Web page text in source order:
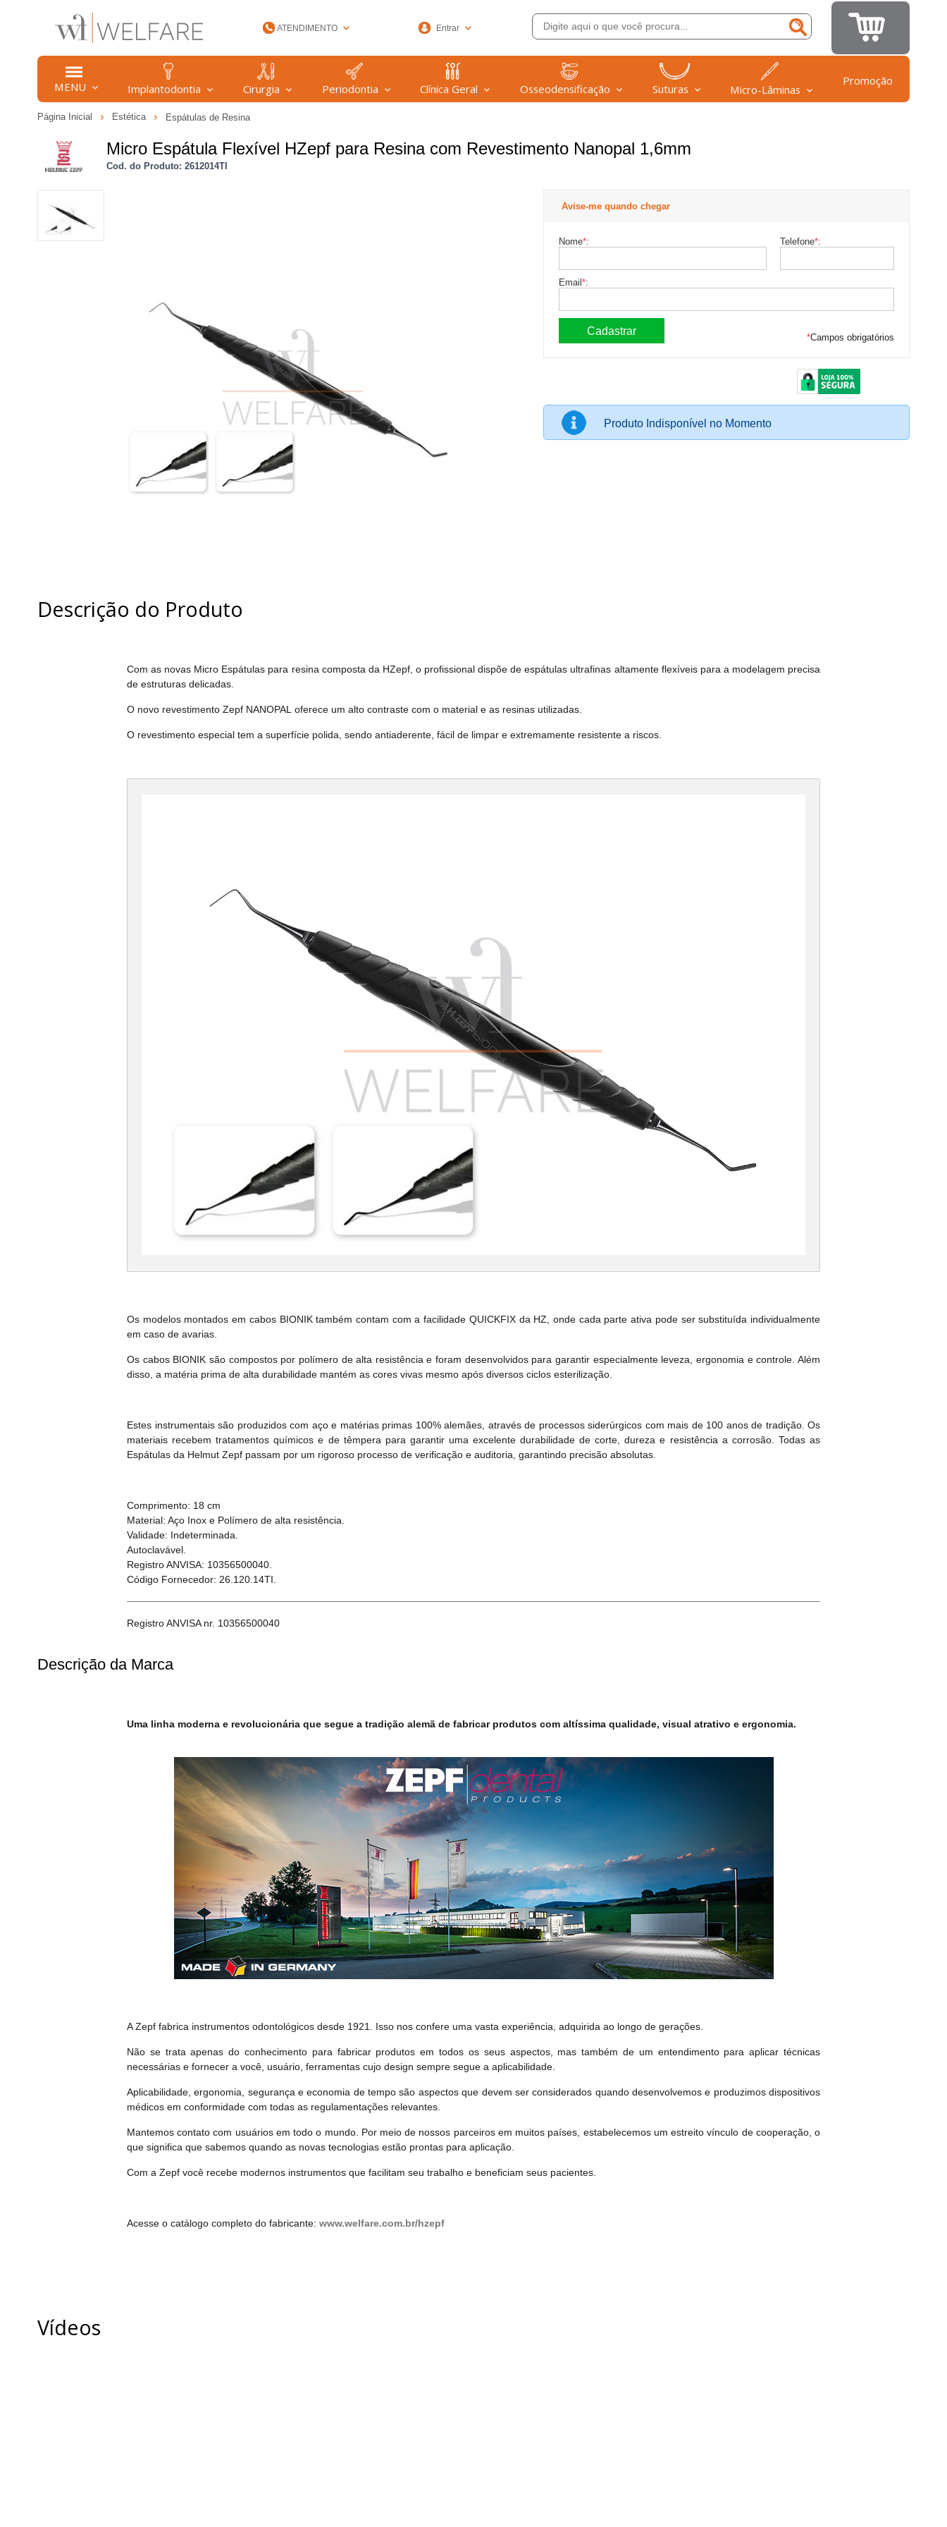
ATENDIMENTO
(47) 99608-9753
Entrar
MENU Implantodontia Cirurgia Periodontia Clínica Geral Osseodensificação Suturas Micro-Lâminas
Promoção
Página Inicial Estética Espátulas de Resina
Micro Espátula Flexível HZepf para Resina com Revestimento Nanopal 1,6mm
Cod. do Produto: 2612014TI
Avise-me quando chegar
Nome*: Telefone*:
Email *:
*Campos obrigatórios
Produto Indisponível no Momento
Descrição do Produto
Com as novas Micro Espátulas para resina composta da HZepf, o profissional dispõe de espátulas ultrafinas altamente flexíveis para a modelagem precisa
de estruturas delicadas.
O novo revestimento Zepf NANOPAL oferece um alto contraste com o material e as resinas utilizadas.
O revestimento especial tem a superfície polida, sendo antiaderente, fácil de limpar e extremamente resistente a riscos.
Os modelos montados em cabos BIONIK também contam com a facilidade QUICKFIX da HZ, onde cada parte ativa pode ser substituída individualmente
em caso de avarias.
Os cabos BIONIK são compostos por polímero de alta resistência e foram desenvolvidos para garantir especialmente leveza, ergonomia e controle. Além
disso, a matéria prima de alta durabilidade mantém as cores vivas mesmo após diversos ciclos esterilização.
Estes instrumentais são produzidos com aço e matérias primas 100% alemães, através de processos siderúrgicos com mais de 100 anos de tradição. Os
materiais recebem tratamentos químicos e de têmpera para garantir uma excelente durabilidade de corte, dureza e resistência a corrosão. Todas as
Espátulas da Helmut Zepf passam por um rigoroso processo de verificação e auditoria, garantindo precisão absolutas.
Comprimento: 18 cm
Material: Aço Inox e Polímero de alta resistência.
Validade: Indeterminada.
Autoclavável.
Registro ANVISA: 10356500040.
Código Fornecedor: 26.120.14TI.
Registro ANVISA nr. 10356500040
Descrição da Marca
Uma linha moderna e revolucionária que segue a tradição alemã de fabricar produtos com altíssima qualidade, visual atrativo e ergonomia.
A Zepf fabrica instrumentos odontológicos desde 1921. Isso nos confere uma vasta experiência, adquirida ao longo de gerações.
Não se trata apenas do conhecimento para fabricar produtos em todos os seus aspectos, mas também de um entendimento para aplicar técnicas
necessárias e fornecer a você, usuário, ferramentas cujo design sempre segue a aplicabilidade.
Aplicabilidade, ergonomia, segurança e economia de tempo são aspectos que devem ser considerados quando desenvolvemos e produzimos dispositivos
médicos em conformidade com todas as regulamentações relevantes.
Mantemos contato com usuários em todo o mundo. Por meio de nossos parceiros em muitos países, estabelecemos um estreito vínculo de cooperação, o
que significa que sabemos quando as novas tecnologias estão prontas para aplicação.
Com a Zepf você recebe modernos instrumentos que facilitam seu trabalho e beneficiam seus pacientes.
Acesse o catálogo completo do fabricante: www.welfare.com.br/hzepf
Vídeos